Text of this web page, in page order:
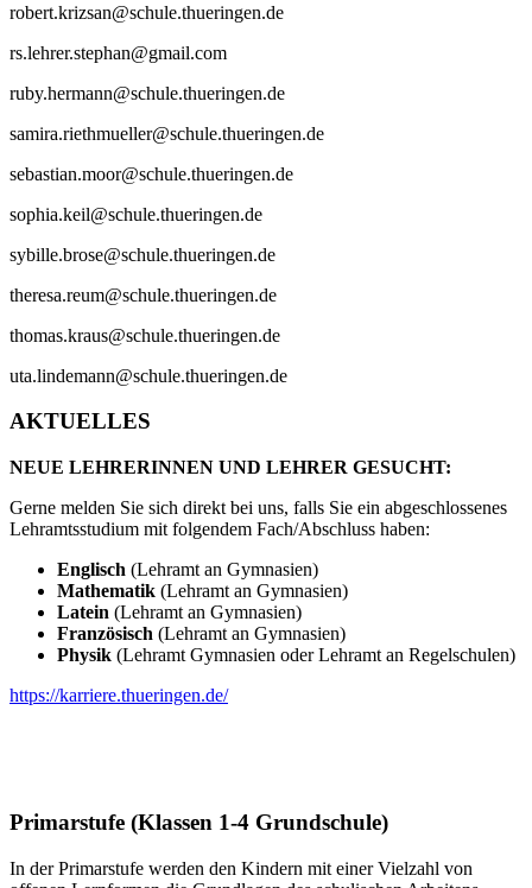
robert.krizsan@schule.thueringen.de
rs.lehrer.stephan@gmail.com
ruby.hermann@schule.thueringen.de
samira.riethmueller@schule.thueringen.de
sebastian.moor@schule.thueringen.de
sophia.keil@schule.thueringen.de
sybille.brose@schule.thueringen.de
theresa.reum@schule.thueringen.de
thomas.kraus@schule.thueringen.de
uta.lindemann@schule.thueringen.de
AKTUELLES
NEUE LEHRERINNEN UND LEHRER GESUCHT:
Gerne melden Sie sich direkt bei uns, falls Sie ein abgeschlossenes
Lehramtsstudium mit folgendem Fach/Abschluss haben:
Englisch (Lehramt an Gymnasien)
Mathematik (Lehramt an Gymnasien)
Latein (Lehramt an Gymnasien)
Französisch (Lehramt an Gymnasien)
Physik (Lehramt Gymnasien oder Lehramt an Regelschulen)
https://karriere.thueringen.de/
Primarstufe (Klassen 1-4 Grundschule)
In der Primarstufe werden den Kindern mit einer Vielzahl von